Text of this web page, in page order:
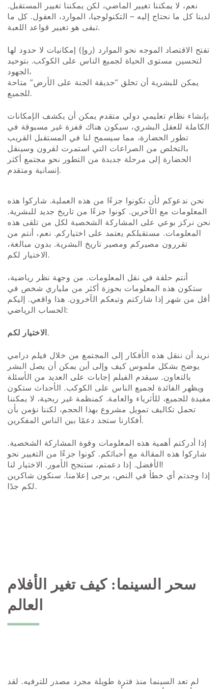
نعم، لا يمكننا تغيير الماضي، لكن يمكننا تغيير المستقبل.
لدينا كل ما نحتاج إليه – التكنولوجيا، الموارد، العقول. كل ما
تبقى هو تغيير قواعد اللعبة.
تفتح الاقتصاد الموجه نحو الموارد (روإ) إمكانيات لا حدود لها
لتحسين مستوى الحياة لجميع الناس على الكوكب. بتوحيد
الجهود،
يمكن للبشرية أن تخلق “حديقة الجنة على الأرض” متاحة
للجميع.
بإنشاء نظام تعليمي دولي متقدم يمكن أن يكشف الإمكانات
الكاملة للعقل البشري، سيكون هناك قفزة غير مسبوقة في
تطور الحضارة، مما سيسمح لنا في المستقبل القريب
بالتخلص من الصراعات التي استمرت لقرون وسينقل
الحضارة إلى مرحلة جديدة من التطور نحو مجتمع أكثر
إنسانية ومتقدم.
نحن ندعوكم لأن تكونوا جزءًا من هذه العملية. شاركوا هذه
المعلومات مع الآخرين. كونوا جزءًا من تاريخ جديد للبشرية.
نحن نركز بوعي على المشاركة الشخصية لكل من تلقى هذه
المعلومات. مستقبلكم يعتمد على اختياركم. نعم، أنتم من
تقررون مصيركم ومصير تاريخ البشرية. بدون مبالغة،
الاختيار لكم.
أنتم حلقة في نقل المعلومات. من وجهة نظر رياضية،
ستكون هذه المعلومات بحوزة أكثر من ملياري شخص في
أقل من شهر إذا شاركتم وتبعكم الآخرون. هذا واقعي. إليكم
الحساب الرياضي:
الاختيار لكم.
نريد أن ننقل هذه الأفكار إلى المجتمع من خلال فيلم درامي
يوضح بشكل ملموس كيف وإلى أين يمكن أن يصل البشر
بالتعاون. سيقدم الفيلم إجابات على العديد من الأسئلة
ويظهر الفائدة لجميع الناس على الكوكب. الأحداث ستكون
مفيدة للجميع، للأثرياء والعامة. كمنظمة غير ربحية، لا يمكننا
تحمل تكاليف تمويل مشروع بهذا الحجم، لكننا نؤمن بأن
أفكارنا ستجد دعمًا بين الناس المفكرين.
إذا أدركتم أهمية هذه المعلومات وقوة المشاركة الشخصية.
شاركوا هذه المقالة مع أحبائكم. كونوا جزءًا من التغيير نحو
الأفضل. إذا دعمتم، ستنجح الأمور. الاختيار لنا!
إذا وجدتم أي خطأ في النص، يرجى إعلامنا. سنكون شاكرين
لكم جدًا.
سحر السينما: كيف تغير الأفلام
العالم
لم تعد السينما منذ فترة طويلة مجرد مصدر للترفيه. لقد